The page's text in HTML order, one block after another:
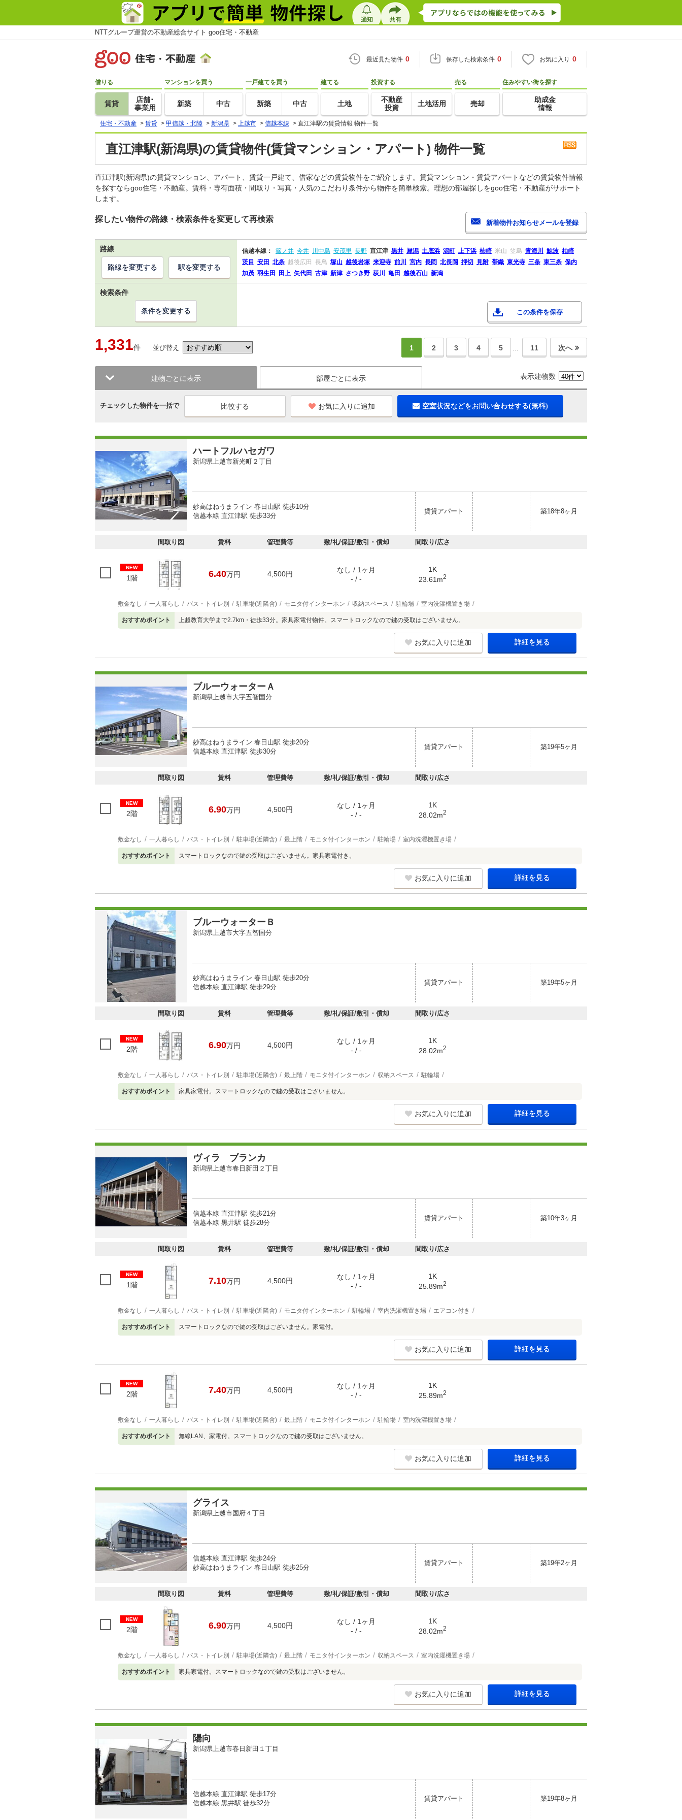
NTTグループ運営の不動産総合サイト goo住宅・不動産
最近見た物件 0 保存した検索条件 0 お気に入り 0
借りる
賃貸
店舗･
事業用
マンションを買う
新築 中古
一戸建てを買う
新築 中古
建てる
土地
投資する
不動産
投資
土地活用
売る
売却
住みやすい街を探す
助成金
情報
住宅・不動産 > 賃貸 > 甲信越・北陸 > 新潟県 > 上越市 > 信越本線 > 直江津駅の賃貸情報 物件一覧
直江津駅(新潟県)の賃貸物件(賃貸マンション・アパート) 物件一覧
直江津駅(新潟県)の賃貸マンション、アパート、賃貸一戸建て、借家などの賃貸物件をご紹介します。賃貸マンション・賃貸アパートなどの賃貸物件情報
を探すならgoo住宅・不動産。賃料・専有面積・間取り・写真・人気のこだわり条件から物件を簡単検索。理想の部屋探しをgoo住宅・不動産がサポート
します。
探したい物件の路線・検索条件を変更して再検索
路線 信越本線： 篠ノ井 今井 川中島 安茂里 長野 直江津 黒井 犀潟 土底浜 潟町 上下浜 柿崎 米山 笠島 青海川 鯨波 柏崎
茨目
安田 北条 越後広田 長鳥 塚山 越後岩塚 来迎寺 前川 宮内 長岡 北長岡 押切 見附 帯織 東光寺 三条 東三条 保内
加茂 羽生田 田上 矢代田 古津 新津 さつき野 荻川 亀田 越後石山 新潟
路線を変更する 駅を変更する
検索条件
この条件を保存
条件を変更する
1,331件 並び替え 1 2 3 4 5 … 11 次へ
建物ごとに表示 部屋ごとに表示 表示建物数
チェックした物件を一括で お気に入りに追加 空室状況などをお問い合わせする(無料)
ハートフルハセガワ
新潟県上越市新光町２丁目
妙高はねうまライン 春日山駅 徒歩10分
信越本線 直江津駅 徒歩33分
賃貸アパート 築18年8ヶ月
間取り図 賃料 管理費等 敷/礼/保証/敷引・償却 間取り/広さ
NEW
1階 6.40万円 4,500円
なし / 1ヶ月
- / -
1K
23.61m2
敷金なし 一人暮らし バス・トイレ別 駐車場(近隣含) モニタ付インターホン 収納スペース 駐輪場 室内洗濯機置き場
おすすめポイント 上越教育大学まで2.7km・徒歩33分。家具家電付物件。スマートロックなので鍵の受取はございません。
お気に入りに追加 詳細を見る
ブルーウォーターＡ
新潟県上越市大字五智国分
妙高はねうまライン 春日山駅 徒歩20分
信越本線 直江津駅 徒歩30分
賃貸アパート 築19年5ヶ月
間取り図 賃料 管理費等 敷/礼/保証/敷引・償却 間取り/広さ
NEW
2階 6.90万円 4,500円
なし / 1ヶ月
- / -
1K
28.02m2
敷金なし 一人暮らし バス・トイレ別 駐車場(近隣含) 最上階 モニタ付インターホン 駐輪場 室内洗濯機置き場
おすすめポイント スマートロックなので鍵の受取はございません。家具家電付き。
お気に入りに追加 詳細を見る
ブルーウォーターＢ
新潟県上越市大字五智国分
妙高はねうまライン 春日山駅 徒歩20分
信越本線 直江津駅 徒歩29分
賃貸アパート 築19年5ヶ月
間取り図 賃料 管理費等 敷/礼/保証/敷引・償却 間取り/広さ
NEW
2階 6.90万円 4,500円
なし / 1ヶ月
- / -
1K
28.02m2
敷金なし 一人暮らし バス・トイレ別 駐車場(近隣含) 最上階 モニタ付インターホン 収納スペース 駐輪場
おすすめポイント 家具家電付。スマートロックなので鍵の受取はございません。
お気に入りに追加 詳細を見る
ヴィラ ブランカ
新潟県上越市春日新田２丁目
信越本線 直江津駅 徒歩21分
信越本線 黒井駅 徒歩28分
賃貸アパート 築10年3ヶ月
間取り図 賃料 管理費等 敷/礼/保証/敷引・償却 間取り/広さ
NEW
1階 7.10万円 4,500円
なし / 1ヶ月
- / -
1K
25.89m2
敷金なし 一人暮らし バス・トイレ別 駐車場(近隣含) モニタ付インターホン 駐輪場 室内洗濯機置き場 エアコン付き
おすすめポイント スマートロックなので鍵の受取はございません。家電付。
お気に入りに追加 詳細を見る
NEW
2階 7.40万円 4,500円
なし / 1ヶ月
- / -
1K
25.89m2
敷金なし 一人暮らし バス・トイレ別 駐車場(近隣含) 最上階 モニタ付インターホン 駐輪場 室内洗濯機置き場
おすすめポイント 無線LAN、家電付。スマートロックなので鍵の受取はございません。
お気に入りに追加 詳細を見る
グライス
新潟県上越市国府４丁目
信越本線 直江津駅 徒歩24分
妙高はねうまライン 春日山駅 徒歩25分
賃貸アパート 築19年2ヶ月
間取り図 賃料 管理費等 敷/礼/保証/敷引・償却 間取り/広さ
NEW
2階 6.90万円 4,500円
なし / 1ヶ月
- / -
1K
28.02m2
敷金なし 一人暮らし バス・トイレ別 駐車場(近隣含) 最上階 モニタ付インターホン 収納スペース 室内洗濯機置き場
おすすめポイント 家具家電付。スマートロックなので鍵の受取はございません。
お気に入りに追加 詳細を見る
陽向
新潟県上越市春日新田１丁目
信越本線 直江津駅 徒歩17分
信越本線 黒井駅 徒歩32分
賃貸アパート 築19年8ヶ月